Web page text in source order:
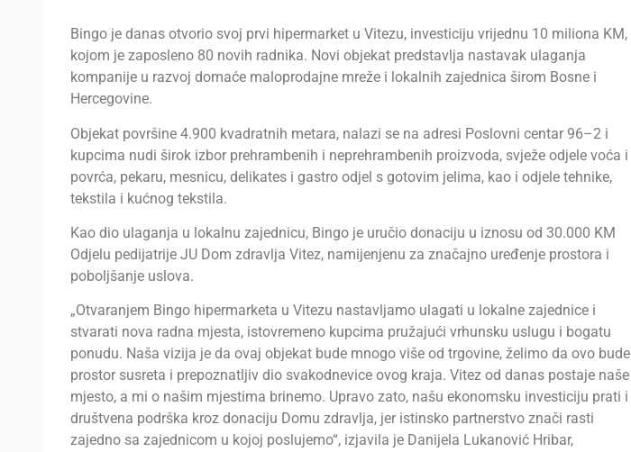
Bingo je danas otvorio svoj prvi hipermarket u Vitezu, investiciju vrijednu 10 miliona KM,
kojom je zaposleno 80 novih radnika. Novi objekat predstavlja nastavak ulaganja
kompanije u razvoj domaće maloprodajne mreže i lokalnih zajednica širom Bosne i
Hercegovine.
Objekat površine 4.900 kvadratnih metara, nalazi se na adresi Poslovni centar 96–2 i
kupcima nudi širok izbor prehrambenih i neprehrambenih proizvoda, svježe odjele voća i
povrća, pekaru, mesnicu, delikates i gastro odjel s gotovim jelima, kao i odjele tehnike,
tekstila i kućnog tekstila.
Kao dio ulaganja u lokalnu zajednicu, Bingo je uručio donaciju u iznosu od 30.000 KM
Odjelu pedijatrije JU Dom zdravlja Vitez, namijenjenu za značajno uređenje prostora i
poboljšanje uslova.
„Otvaranjem Bingo hipermarketa u Vitezu nastavljamo ulagati u lokalne zajednice i
stvarati nova radna mjesta, istovremeno kupcima pružajući vrhunsku uslugu i bogatu
ponudu. Naša vizija je da ovaj objekat bude mnogo više od trgovine, želimo da ovo bude
prostor susreta i prepoznatljiv dio svakodnevice ovog kraja. Vitez od danas postaje naše
mjesto, a mi o našim mjestima brinemo. Upravo zato, našu ekonomsku investiciju prati i
društvena podrška kroz donaciju Domu zdravlja, jer istinsko partnerstvo znači rasti
zajedno sa zajednicom u kojoj poslujemo“, izjavila je Danijela Lukanović Hribar,